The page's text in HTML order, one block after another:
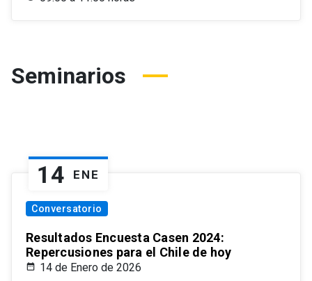
Seminarios
14 ENE
Conversatorio
Resultados Encuesta Casen 2024:
Repercusiones para el Chile de hoy
14 de Enero de 2026